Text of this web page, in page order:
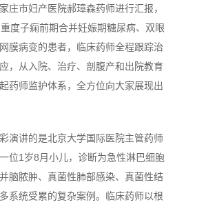
庄市妇产医院郝璋森药师进行汇报，
度子痫前期合并妊娠期糖尿病、双眼
膜病变的患者，临床药师全程跟踪治
，从入院、治疗、剖腹产和出院教育
药师监护体系，全方位向大家展现出
演讲的是北京大学国际医院主管药师
位1岁8月小儿，诊断为急性淋巴细胞
脑脓肿、真菌性肺部感染、真菌性结
系统受累的复杂案例。临床药师以根